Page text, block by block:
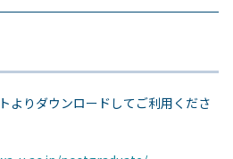
よりダウンロードしてご利用くださ